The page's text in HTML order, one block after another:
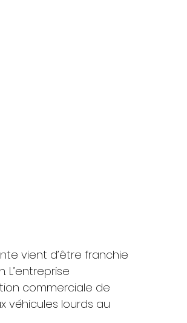
vient d’être franchie
commerciale de
véhicules lourds au